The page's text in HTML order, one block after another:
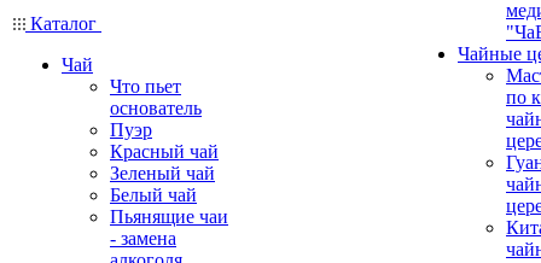
Каталог
Чай
Что пьет
основатель
Пуэр
Красный чай
Зеленый чай
Белый чай
Пьянящие чаи
- замена
Чайные
по